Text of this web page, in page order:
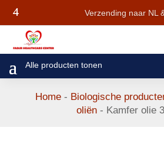
Home - Biologische
oliën - Kamfer olie